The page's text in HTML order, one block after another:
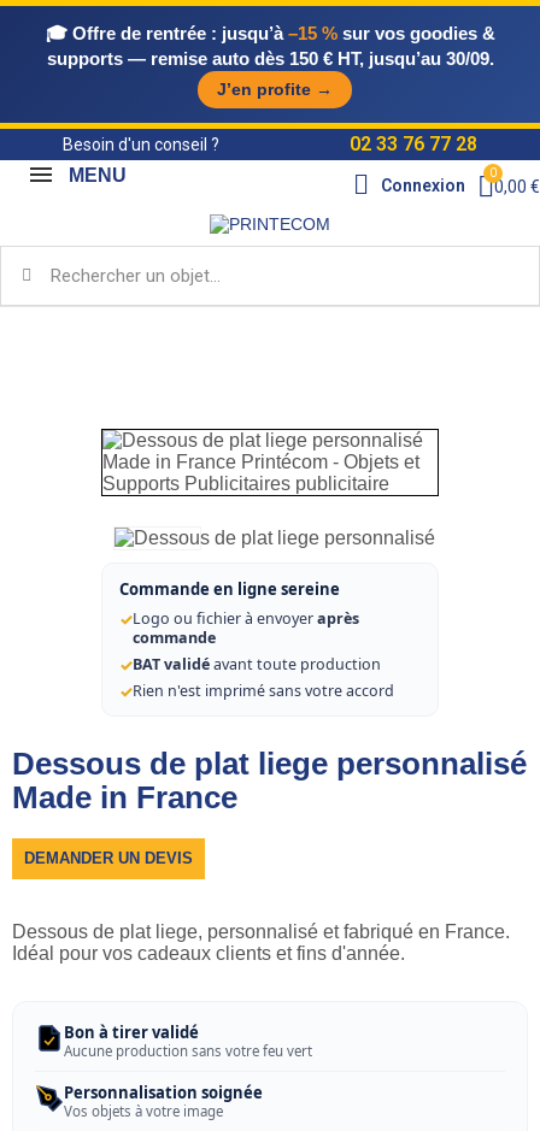
🎓 Offre de rentrée : jusqu’à–15 %sur vos goodies &
supports — remise auto dès 150 € HT, jusqu’au 30/09.
J’en profite →
Besoin d'un conseil ? 02 33 76 77 28
Connexion 0,00 €
MENU
Commande en ligne sereine
✓Logo ou fichier à envoyeraprès
commande
✓BAT validéavant toute production
✓Rien n'est imprimé sans votre accord
Dessous de plat liege personnalisé
Made in France
DEMANDER UN DEVIS
Dessous de plat liege, personnalisé et fabriqué en France.
Idéal pour vos cadeaux clients et fins d'année.
Bon à tirer validé
Aucune production sans votre feu vert
Personnalisation soignée
Vos objets à votre image